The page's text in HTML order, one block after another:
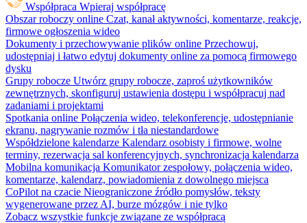
Współpraca Wpieraj współpracę
Obszar roboczy online Czat, kanał aktywności, komentarze, reakcje,
firmowe ogłoszenia wideo
Dokumenty i przechowywanie plików online Przechowuj,
udostępniaj i łatwo edytuj dokumenty online za pomocą firmowego
dysku
Grupy robocze Utwórz grupy robocze, zaproś użytkowników
zewnętrznych, skonfiguruj ustawienia dostępu i współpracuj nad
zadaniami i projektami
Spotkania online Połączenia wideo, telekonferencje, udostępnianie
ekranu, nagrywanie rozmów i tła niestandardowe
Współdzielone kalendarze Kalendarz osobisty i firmowe, wolne
terminy, rezerwacja sal konferencyjnych, synchronizacja kalendarza
Mobilna komunikacja Komunikator zespołowy, połączenia wideo,
komentarze, kalendarz, powiadomienia z dowolnego miejsca
CoPilot na czacie Nieograniczone źródło pomysłów, teksty
wygenerowane przez AI, burze mózgów i nie tylko
Zobacz wszystkie funkcje związane ze współpracą